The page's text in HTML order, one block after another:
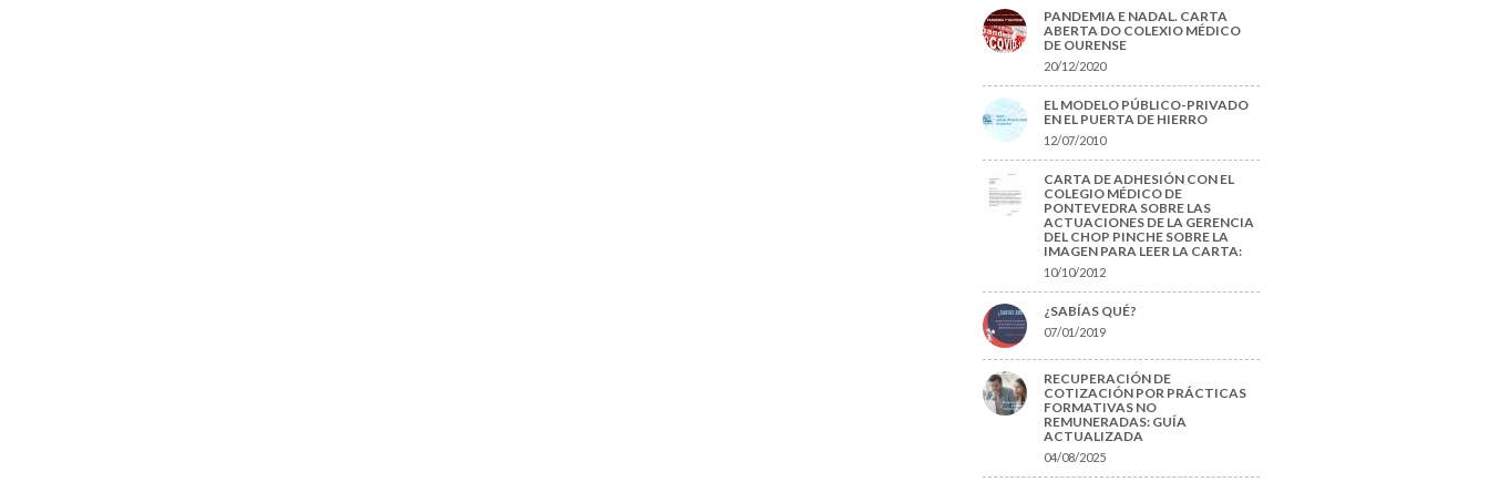
PANDEMIA E NADAL. CARTA
ABERTA DO COLEXIO MÉDICO
DE OURENSE
20/12/2020
EL MODELO PÚBLICO-PRIVADO
EN EL PUERTA DE HIERRO
12/07/2010
CARTA DE ADHESIÓN CON EL
COLEGIO MÉDICO DE
PONTEVEDRA SOBRE LAS
ACTUACIONES DE LA GERENCIA
DEL CHOP PINCHE SOBRE LA
IMAGEN PARA LEER LA CARTA:
10/10/2012
¿SABÍAS QUÉ?
07/01/2019
RECUPERACIÓN DE
COTIZACIÓN POR PRÁCTICAS
FORMATIVAS NO
REMUNERADAS: GUÍA
ACTUALIZADA
04/08/2025